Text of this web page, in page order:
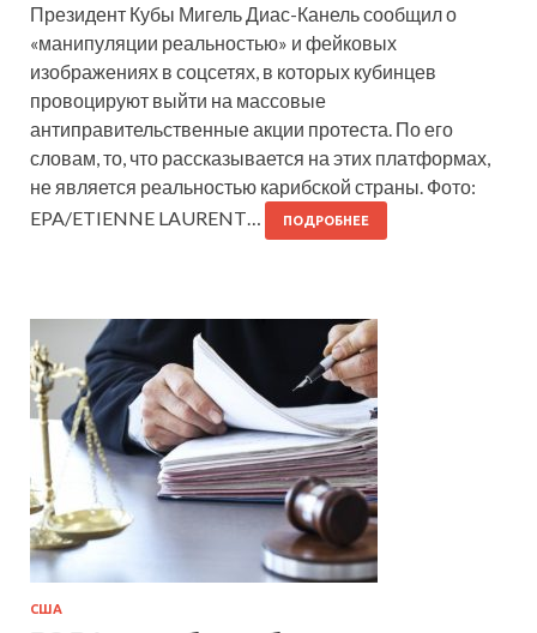
Президент Кубы Мигель Диас-Канель сообщил о
«манипуляции реальностью» и фейковых
изображениях в соцсетях, в которых кубинцев
провоцируют выйти на массовые
антиправительственные акции протеста. По его
словам, то, что рассказывается на этих платформах,
не является реальностью карибской страны. Фото:
EPA/ETIENNE LAURENT…
ПОДРОБНЕЕ
США